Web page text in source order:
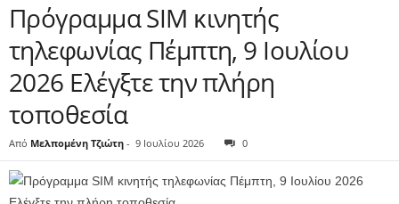
Πρόγραμμα SIM κινητής
τηλεφωνίας Πέμπτη, 9 Ιουλίου
2026 Ελέγξτε την πλήρη
τοποθεσία
Από Μελπομένη Τζιώτη - 9 Ιουλίου 2026 0